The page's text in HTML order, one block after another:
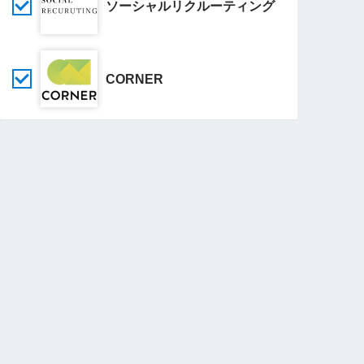
ソーシャルリクルーティング
CORNER